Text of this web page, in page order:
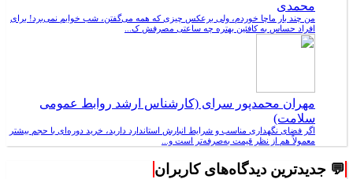
محمدی
من چند بار ماچا خوردم، ولی برعکس چیزی که همه می‌گفتن، شب خوابم نمی‌برد! برای
افراد حساس به کافئین بهتره چه ساعتی مصرفش ک...
مهران محمدپور سرای (کارشناس ارشد روابط عمومی
سلامت)
اگر فضای نگهداری مناسب و شرایط انبارش استاندارد دارید، خرید دوره‌ای با حجم بیشتر
معمولاً هم از نظر قیمت به‌صرفه‌تر است و...
💬 جدیدترین دیدگاه‌های کاربران